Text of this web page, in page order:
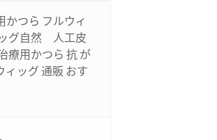
つら フルウィ
ッグ自然 人工皮
療用かつら 抗 が
ィッグ 通販 おす